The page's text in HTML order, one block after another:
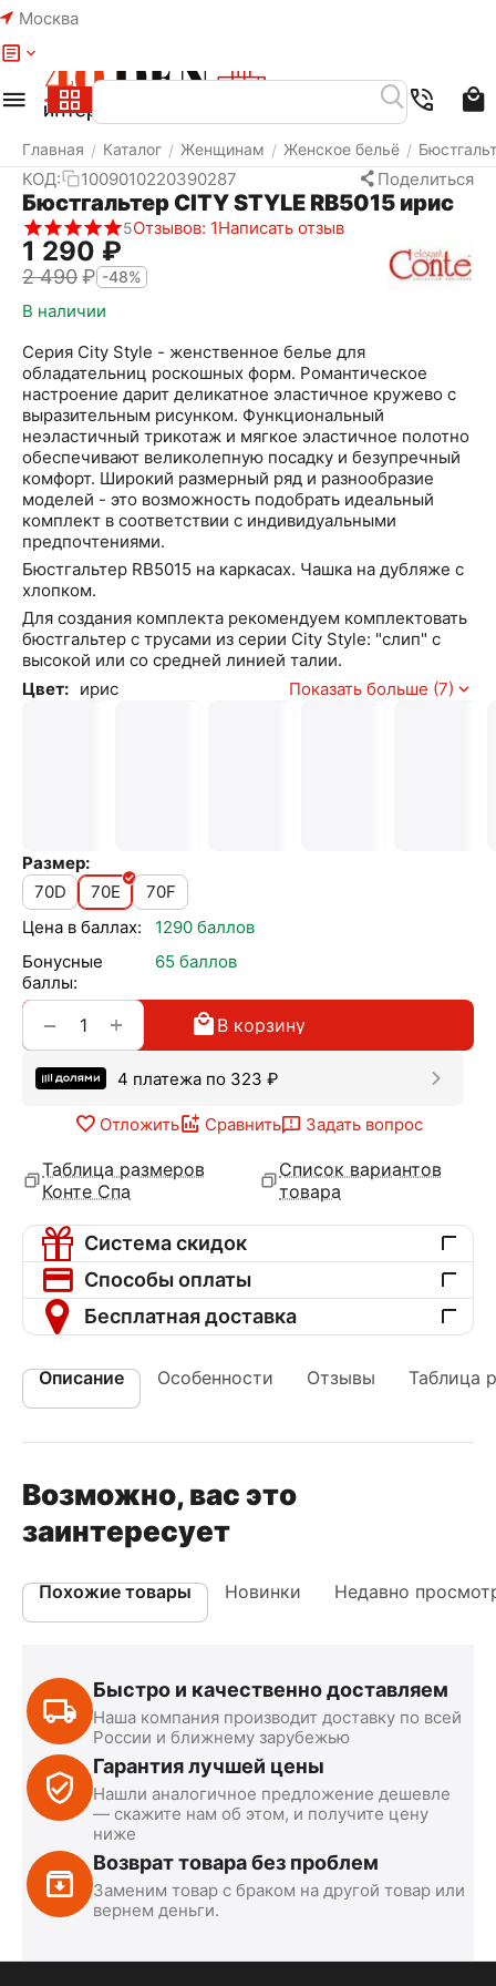
Москва
Главная / Каталог / Женщинам / Женское бельё /
КОД: 1009010220390287 Поделиться
Бюстгальтер CITY STYLE RB5015 ирис
5Отзывов: 1Написать отзыв
1 290 ₽
2 490₽ -48%
В наличии
Серия City Style - женственное белье для
обладательниц роскошных форм. Романтическое
настроение дарит деликатное эластичное кружево с
выразительным рисунком. Функциональный
неэластичный трикотаж и мягкое эластичное полотно
обеспечивают великолепную посадку и безупречный
комфорт. Широкий размерный ряд и разнообразие
моделей - это возможность подобрать идеальный
комплект в соответствии с индивидуальными
предпочтениями.
Бюстгальтер RB5015 на каркасах. Чашка на дубляже с
хлопком.
Для создания комплекта рекомендуем комплектовать
бюстгальтер с трусами из серии City Style: "слип" с
высокой или со средней линией талии.
Цвет: ирис Показать больше (7)
Размер:
70D
70E
70F
Цена в баллах:
1290 баллов
Бонусные
баллы:
65 баллов
+
− В корзину
4 платежа по 323 ₽
Отложить Сравнить Задать вопрос
Таблица размеров
Конте Спа
Список вариантов
товара
Система скидок
Способы оплаты
Бесплатная доставка
Описание Особенности Отзывы Таблица
Возможно, вас это
заинтересует
Похожие товары Новинки Недавно
Быстро и качественно доставляем
Наша компания производит доставку по всей
России и ближнему зарубежью
Гарантия лучшей цены
Нашли аналогичное предложение дешевле
— скажите нам об этом, и получите цену
ниже
Возврат товара без проблем
Заменим товар с браком на другой товар или
вернем деньги.
Меню